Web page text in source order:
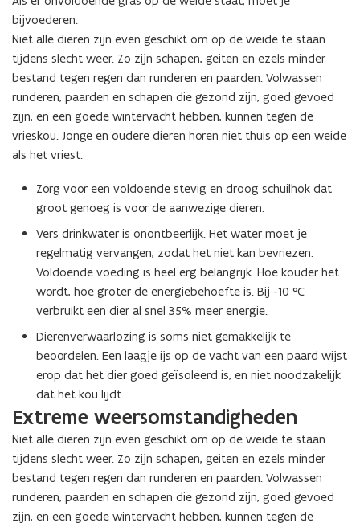
r
)
bijvoederen.
Niet alle dieren zijn even geschikt om op de weide te staan
tijdens slecht weer. Zo zijn schapen, geiten en ezels minder
bestand tegen regen dan runderen en paarden. Volwassen
runderen, paarden en schapen die gezond zijn, goed gevoed
zijn, en een goede wintervacht hebben, kunnen tegen de
vrieskou. Jonge en oudere dieren horen niet thuis op een weide
als het vriest.
Zorg voor een voldoende stevig en droog schuilhok dat
groot genoeg is voor de aanwezige dieren.
Vers drinkwater is onontbeerlijk. Het water moet je
regelmatig vervangen, zodat het niet kan bevriezen.
Voldoende voeding is heel erg belangrijk. Hoe kouder het
wordt, hoe groter de energiebehoefte is. Bij -10 °C
verbruikt een dier al snel 35% meer energie.
Dierenverwaarlozing is soms niet gemakkelijk te
beoordelen. Een laagje ijs op de vacht van een paard wijst
erop dat het dier goed geïsoleerd is, en niet noodzakelijk
dat het kou lijdt.
Extreme weersomstandigheden
Niet alle dieren zijn even geschikt om op de weide te staan
tijdens slecht weer. Zo zijn schapen, geiten en ezels minder
bestand tegen regen dan runderen en paarden. Volwassen
runderen, paarden en schapen die gezond zijn, goed gevoed
zijn, en een goede wintervacht hebben, kunnen tegen de